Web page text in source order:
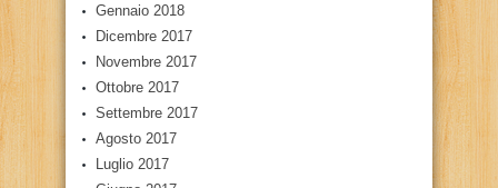
Gennaio 2018
Dicembre 2017
Novembre 2017
Ottobre 2017
Settembre 2017
Agosto 2017
Luglio 2017